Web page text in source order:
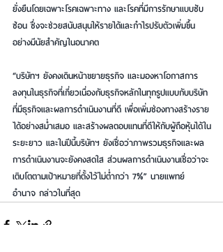
ยั่งยืนโดยเฉพาะโรคเฉพาะทาง และโรคที่มีการรักษาแบบซับ
ซ้อน ซึ่งจะช่วยสนับสนุนให้รายได้และกำไรปรับตัวเพิ่มขึ้น
อย่างมีนัยสำคัญในอนาคต
“บริษัทฯ ยังคงเดินหน้าขยายธุรกิจ และมองหาโอกาสการ
ลงทุนในธุรกิจที่เกี่ยวเนื่องกับธุรกิจหลักในทุกรูปแบบกับบริษัท
ที่มีธุรกิจและผลการดำเนินงานที่ดี เพื่อเพิ่มช่องทางสร้างราย
ได้อย่างสม่ำเสมอ และสร้างผลตอบแทนที่ดีให้กับผู้ถือหุ้นได้ใน
ระยะยาว และในปีนี้บริษัทฯ ยังเชื่อว่าภาพรวมธุรกิจและผล
การดำเนินงานจะยังคงสดใส ส่วนผลการดำเนินงานเชื่อว่าจะ
เติบโตตามเป้าหมายที่ตั้งไว้ไม่ต่ำกว่า 7%” นายแพทย์
อำนาจ กล่าวในที่สุด